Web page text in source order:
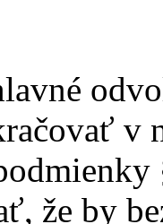
v
že by